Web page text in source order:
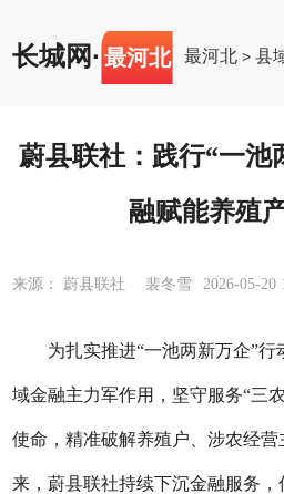
长城网· 最河北 最河北 >县
蔚县联社：践行“一池
融赋能养殖
来源： 蔚县联社 裴冬雪 2026-05-20
为扎实推进“一池两新万企”行
域金融主力军作用，坚守服务“三
使命，精准破解养殖户、涉农经
来，蔚县联社持续下沉金融服务